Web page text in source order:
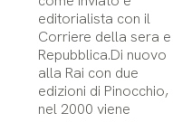
editorialista con il
Corriere della sera e
Repubblica.Di nuovo
alla Rai con due
edizioni di Pinocchio,
nel 2000 viene